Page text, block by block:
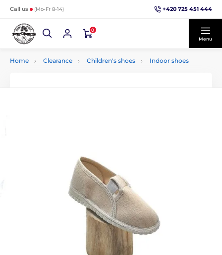
Call us (Mo-Fr 8-14) +420 725 451 444
0
Menu
Home Clearance Children's shoes Indoor shoes